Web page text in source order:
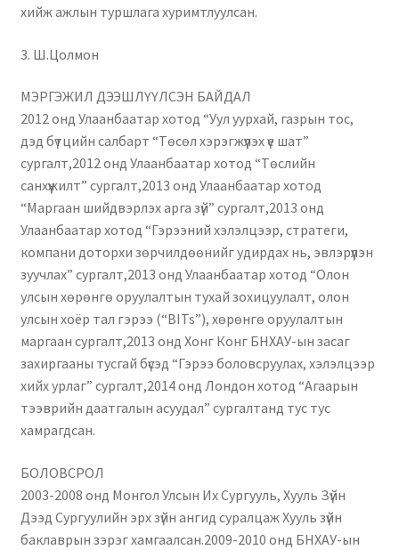
хийж ажлын туршлага хуримтлуулсан.
3. Ш.Цолмон
МЭРГЭЖИЛ ДЭЭШЛҮҮЛСЭН БАЙДАЛ
2012 онд Улаанбаатар хотод “Уул уурхай, газрын тос,
дэд бүтцийн салбарт “Төсөл хэрэгжүүлэх үе шат”
сургалт,2012 онд Улаанбаатар хотод “Төслийн
санхүүжилт” сургалт,2013 онд Улаанбаатар хотод
“Маргаан шийдвэрлэх арга зүй” сургалт,2013 онд
Улаанбаатар хотод “Гэрээний хэлэлцээр, стратеги,
компани доторхи зөрчилдөөнийг удирдах нь, эвлэрүүлэн
зуучлах” сургалт,2013 онд Улаанбаатар хотод “Олон
улсын хөрөнгө оруулалтын тухай зохицуулалт, олон
улсын хоёр тал гэрээ (“BITs”), хөрөнгө оруулалтын
маргаан сургалт,2013 онд Хонг Конг БНХАУ-ын засаг
захиргааны тусгай бүсэд “Гэрээ боловсруулах, хэлэлцээр
хийх урлаг” сургалт,2014 онд Лондон хотод “Агаарын
тээврийн даатгалын асуудал” сургалтанд тус тус
хамрагдсан.
БОЛОВСРОЛ
2003-2008 онд Монгол Улсын Их Сургууль, Хууль Зүйн
Дээд Сургуулийн эрх зүйн ангид суралцаж Хууль зүйн
баклаврын зэрэг хамгаалсан.2009-2010 онд БНХАУ-ын